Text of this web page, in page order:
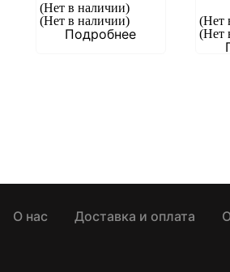
(Нет в наличии)
(Нет в наличии)
Подробнее
(Нет
(Нет
О нас Доставка и оплата